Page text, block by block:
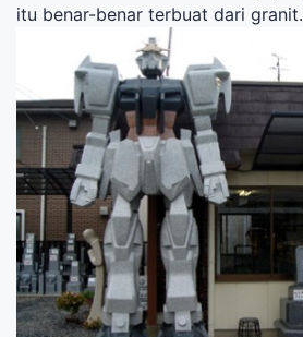
itu benar-benar terbuat dari granit.